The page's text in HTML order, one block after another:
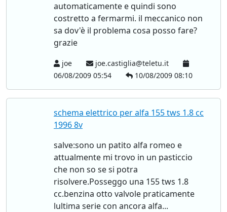
automaticamente e quindi sono
costretto a fermarmi. il meccanico non
sa dov'è il problema cosa posso fare?
grazie
joe
joe.castiglia@teletu.it
06/08/2009 05:54
10/08/2009 08:10
schema elettrico per alfa 155 tws 1.8 cc
1996 8v
salve:sono un patito alfa romeo e
attualmente mi trovo in un pasticcio
che non so se si potra
risolvere.Posseggo una 155 tws 1.8
cc.benzina otto valvole praticamente
lultima serie con ancora alfa...